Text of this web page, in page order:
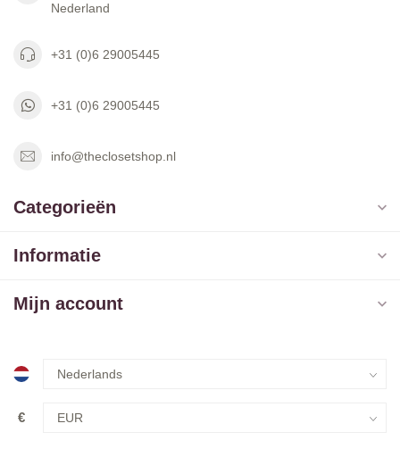
Nederland
+31 (0)6 29005445
+31 (0)6 29005445
info@theclosetshop.nl
Categorieën
Informatie
Mijn account
€